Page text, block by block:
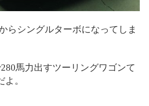
らシングルターボになってしま
馬力出すツーリングワゴンて
。